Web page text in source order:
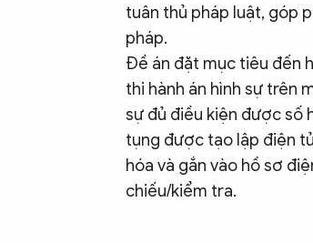
tuân thủ pháp luật, góp
pháp.
Đề án đặt mục tiêu đến
thi hành án hình sự trên
sự đủ điều kiện được số
tụng được tạo lập điện
hóa và gắn vào hồ sơ
chiếu/kiểm tra.